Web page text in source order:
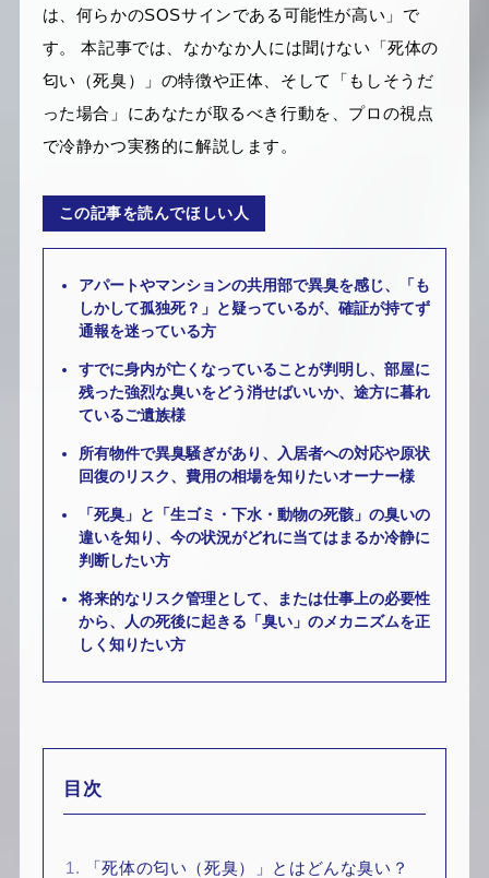
は、何らかのSOSサインである可能性が高い」で
す。 本記事では、なかなか人には聞けない「死体の
匂い（死臭）」の特徴や正体、そして「もしそうだ
った場合」にあなたが取るべき行動を、プロの視点
で冷静かつ実務的に解説します。
この記事を読んでほしい人
アパートやマンションの共用部で異臭を感じ、「も
しかして孤独死？」と疑っているが、確証が持てず
通報を迷っている方
すでに身内が亡くなっていることが判明し、部屋に
残った強烈な臭いをどう消せばいいか、途方に暮れ
ているご遺族様
所有物件で異臭騒ぎがあり、入居者への対応や原状
回復のリスク、費用の相場を知りたいオーナー様
「死臭」と「生ゴミ・下水・動物の死骸」の臭いの
違いを知り、今の状況がどれに当てはまるか冷静に
判断したい方
将来的なリスク管理として、または仕事上の必要性
から、人の死後に起きる「臭い」のメカニズムを正
しく知りたい方
目次
1. 「死体の匂い（死臭）」とはどんな臭い？